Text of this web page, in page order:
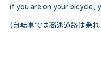
if you are on your bicycle,
(自転車では高速道路は乗